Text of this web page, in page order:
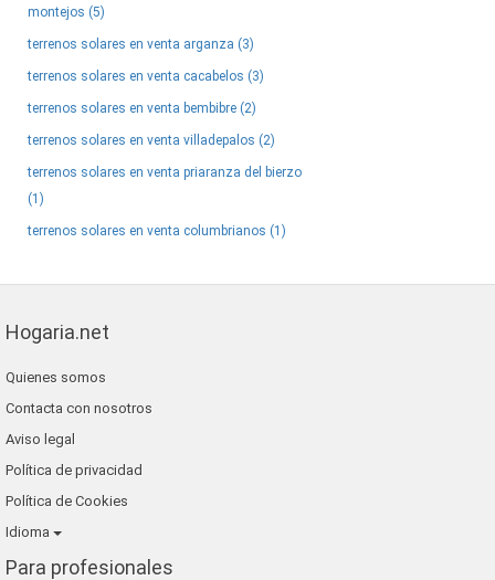
montejos (5)
terrenos solares en venta arganza (3)
terrenos solares en venta cacabelos (3)
terrenos solares en venta bembibre (2)
terrenos solares en venta villadepalos (2)
terrenos solares en venta priaranza del bierzo
(1)
terrenos solares en venta columbrianos (1)
Hogaria.net
Quienes somos
Contacta con nosotros
Aviso legal
Política de privacidad
Política de Cookies
Idioma
Para profesionales